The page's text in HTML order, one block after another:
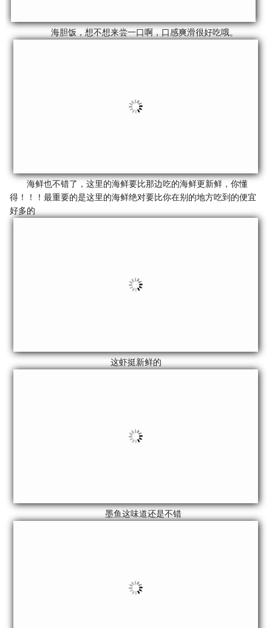
海胆饭，想不想来尝一口啊，口感爽滑很好吃哦。
海鲜也不错了，这里的海鲜要比那边吃的海鲜更新鲜，你懂
得！！！最重要的是这里的海鲜绝对要比你在别的地方吃到的便宜
好多的
这虾挺新鲜的
墨鱼这味道还是不错